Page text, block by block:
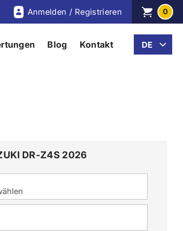
Anmelden / Registrieren 0
Blog Kontakt
DR-Z4S 2026